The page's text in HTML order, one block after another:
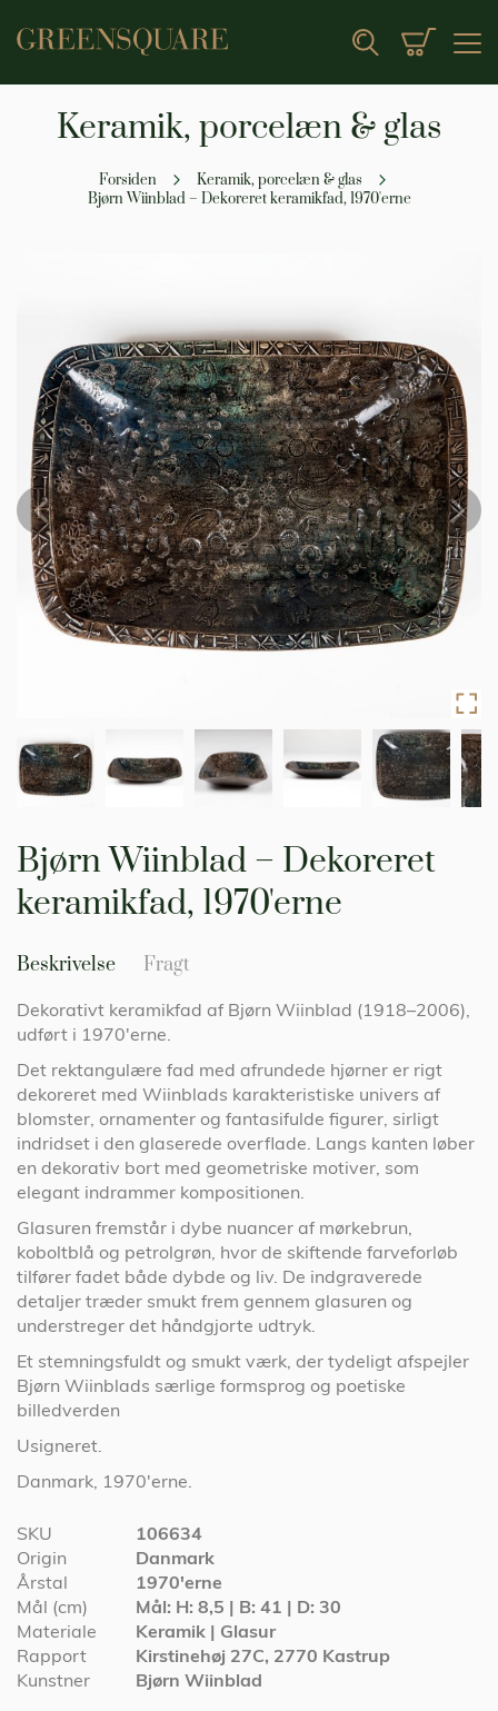
Search Min
Keramik, porcelæn & glas
Forsiden
Keramik, porcelæn & glas
Bjørn Wiinblad – Dekoreret keramikfad, 1970'erne
Bjørn Wiinblad – Dekoreret
keramikfad, 1970'erne
Beskrivelse
Dekorativt keramikfad af Bjørn Wiinblad (1918–2006),
udført i 1970'erne.
Det rektangulære fad med afrundede hjørner er rigt
dekoreret med Wiinblads karakteristiske univers af
blomster, ornamenter og fantasifulde figurer, sirligt
indridset i den glaserede overflade. Langs kanten løber
en dekorativ bort med geometriske motiver, som
elegant indrammer kompositionen.
Glasuren fremstår i dybe nuancer af mørkebrun,
koboltblå og petrolgrøn, hvor de skiftende farveforløb
tilfører fadet både dybde og liv. De indgraverede
detaljer træder smukt frem gennem glasuren og
understreger det håndgjorte udtryk.
Et stemningsfuldt og smukt værk, der tydeligt afspejler
Bjørn Wiinblads særlige formsprog og poetiske
billedverden
Usigneret.
Danmark, 1970'erne.
Specifikationer
SKU
106634
Origin
Danmark
Årstal
1970'erne
Mål (cm)
Mål: H: 8,5 | B: 41 | D: 30
Materiale
Keramik | Glasur
Rapport
Kirstinehøj 27C, 2770 Kastrup
Kunstner
Bjørn Wiinblad
Fragt
billedgalleriet
starten
af
billedgalleriet